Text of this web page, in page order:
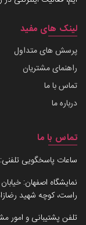
لینک های مفید
پرسش های متداول
راهنمای مشتریان
تماس با ما
درباره ما
تماس با ما
ساعات پاسخگویی تلفنی:
نمایشگاه اصفهان:
راست، کوچه شهید
تلفن پشتیبانی و امور